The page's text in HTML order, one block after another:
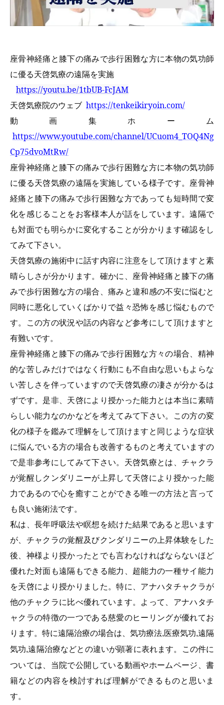
座骨神経痛と膝下の痛みで歩行困難な方に本物の気功師
に優る天啓気療の遠隔を実施
https://youtu.be/1tbUB-FcJAM
天啓気療院のウェブ https://tenkeikiryoin.com/
動画集ホーム
https://www.youtube.com/channel/UCuom4_TOQ4Ng
Cp75dvoMtRw/
座骨神経痛と膝下の痛みで歩行困難な方に本物の気功師
に優る天啓気療の遠隔を実施している様子です。座骨神
経痛と膝下の痛みで歩行困難な方であっても短時間で変
化を感じることをお客様本人が話をしています。遠隔で
も対面でも明らかに変化することが分かります確認をし
てみて下さい。
天啓気療の施術中に話す内容に注意をして頂けますと素
晴らしさが分かります。確かに、座骨神経痛と膝下の痛
みで歩行困難な方の場合、痛みと違和感の不安に悩むと
同時に悪化していくばかりで益々恐怖を感じ悩むもので
す。この方の状況や話の内容など参考にして頂けますと
有難いです。
座骨神経痛と膝下の痛みで歩行困難な方々の場合、精神
的な苦しみだけではなく行動にも不自由な思いもよらな
い苦しさを伴っていますので天啓気療の凄さが分かるは
ずです。是非、天啓により授かった能力とは本当に素晴
らしい能力なのかなどを考えてみて下さい。この方の変
化の様子を鑑みて理解をして頂けますと同じような症状
に悩んでいる方の場合も改善するものと考えていますの
で是非参考にしてみて下さい。天啓気療とは、チャクラ
が覚醒しクンダリニーが上昇して天啓により授かった能
力であるので心を癒すことができる唯一の方法と言って
も良い施術法です。
私は、長年呼吸法や瞑想を続けた結果であると思います
が、チャクラの覚醒及びクンダリニーの上昇体験をした
後、神様より授かったとでも言わなければならないほど
優れた対面も遠隔もできる能力、超能力の一種サイ能力
を天啓により授かりました。特に、アナハタチャクラが
他のチャクラに比べ優れています。よって、アナハタチ
ャクラの特徴の一つである慈愛のヒーリングが優れてお
ります。特に遠隔治療の場合は、気功療法,医療気功,遠隔
気功,遠隔治療などとの違いが顕著に表れます。この件に
ついては、当院で公開している動画やホームページ、書
籍などの内容を検討すれば理解ができるものと思いま
す。